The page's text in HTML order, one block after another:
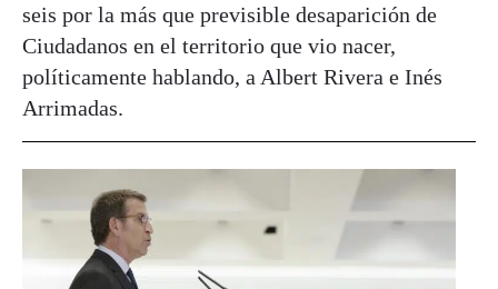
seis por la más que previsible desaparición de
Ciudadanos en el territorio que vio nacer,
políticamente hablando, a Albert Rivera e Inés
Arrimadas.